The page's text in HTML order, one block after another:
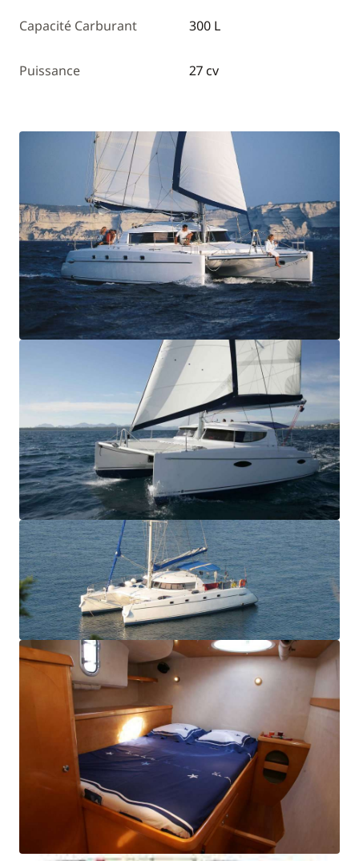
Capacité Carburant 300 L
Puissance 27 cv